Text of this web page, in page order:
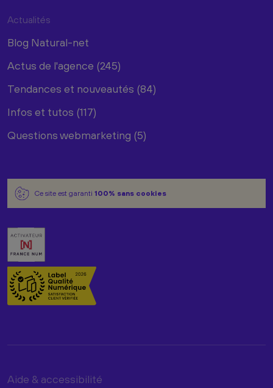
Actualités
Blog Natural-net
Actus de l'agence (245)
Tendances et nouveautés (84)
Infos et tutos (117)
Questions webmarketing (5)
Ce site est garanti 100% sans cookies
Aide & accessibilité